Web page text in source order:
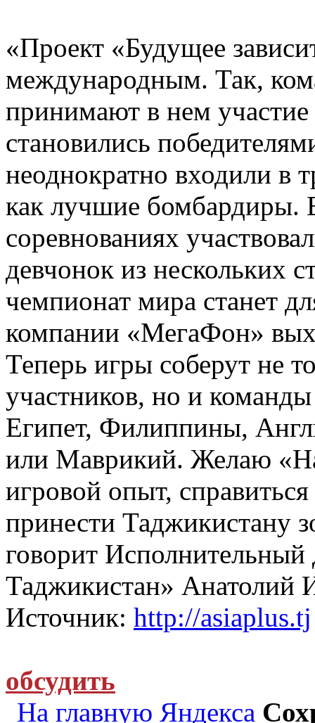
«Проект «Будущее
международным. Так,
принимают в нем
становились
неоднократно входили в
как лучшие бомбардиры.
соревнованиях
девчонок из нескольких
чемпионат мира станет
компании «МегаФон»
Теперь игры соберут не
участников, но и команды
Египет, Филиппины,
или Маврикий. Желаю
игровой опыт,
принести Таджикистану
говорит
Таджикистан» Анатолий
Источник: http://asiaplus.tj
обсудить
На главную Яндекса